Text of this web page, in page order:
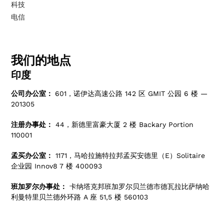
科技
电信
我们的地点
印度
公司办公室： 601，诺伊达高速公路 142 区 GMIT 公园 6 楼 —
201305
注册办事处：
44，新德里富豪大厦 2 楼 Backary Portion
110001
孟买办公室：
1171，马哈拉施特拉邦孟买安德里（E）Solitaire
企业园 Innov8 7 楼 400093
班加罗尔办事处：
卡纳塔克邦班加罗尔贝兰德市德瓦拉比萨纳哈
利曼特里贝兰德外环路 A 座 51,5 楼 560103